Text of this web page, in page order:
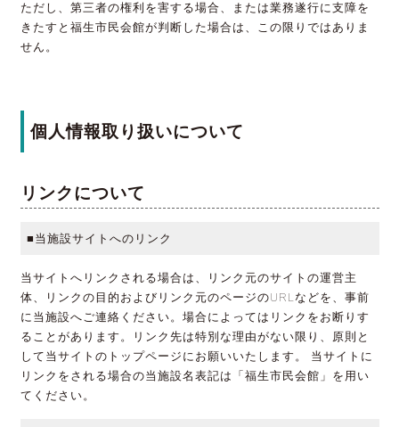
ただし、第三者の権利を害する場合、または業務遂行に支障を
きたすと福生市民会館が判断した場合は、この限りではありま
せん。
個人情報取り扱いについて
リンクについて
■当施設サイトへのリンク
当サイトへリンクされる場合は、リンク元のサイトの運営主
体、リンクの目的およびリンク元のページのURLなどを、事前
に当施設へご連絡ください。場合によってはリンクをお断りす
ることがあります。リンク先は特別な理由がない限り、原則と
して当サイトのトップページにお願いいたします。 当サイトに
リンクをされる場合の当施設名表記は「福生市民会館」を用い
てください。